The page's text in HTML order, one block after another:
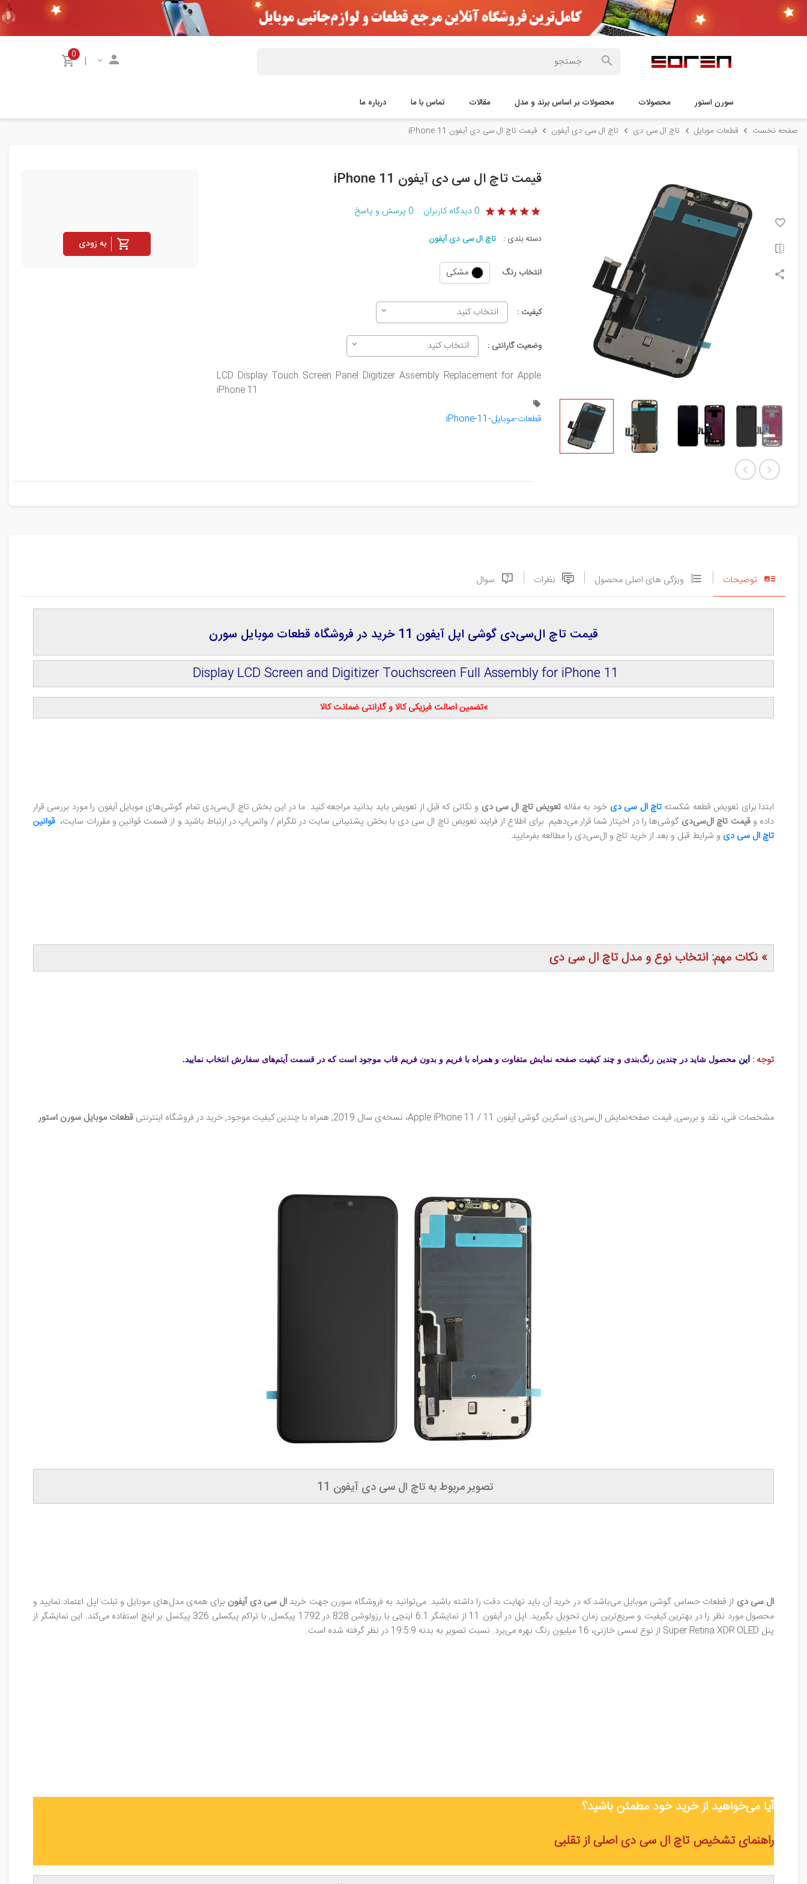
|
0
سورن استور محصولات محصولات بر اساس برند و مدل مقالات تماس با ما درباره ما
صفحه نخست قطعات موبایل تاچ ال سی دی تاچ ال سی دی آیفون قیمت تاچ ال سی دی آیفون iPhone 11
قیمت تاچ ال سی دی آیفون iPhone 11
0دیدگاه کاربران 0 پرسش و پاسخ
دسته بندی : تاچ ال سی دی آیفون
انتخاب رنگ مشکی
کیفیت : انتخاب کنید
وضعیت گارانتی : انتخاب کنید
LCD Display Touch Screen Panel Digitizer Assembly Replacement for Apple
iPhone 11
قطعات-موبایل-iPhone-11
به زودی
توضیحات ویژگی های اصلی محصول نظرات سوال
قیمت تاچ ال‌سی‌دی گوشی اپل آیفون 11 خرید در فروشگاه قطعات موبایل سورن
Display LCD Screen and Digitizer Touchscreen Full Assembly for iPhone 11
»تضمین اصالت فیزیکی کالا و گارانتی ضمانت کالا
ابتدا برای تعویض قطعه شکسته تاچ ‌ال‌ سی‌ دی خود به مقاله تعویض تاچ ال‌ سی‌ دی و نکاتی که قبل از تعویض باید بدانید مراجعه کنید. ما در این بخش تاچ‌ ال‌سی‌دی تمام گوشی‌های موبایل آیفون را مورد بررسی قرار
داده وقیمت تاچ ال‌سی‌دی گوشی‌ها را در اخیتار شما قرار می‌دهیم. برای اطلاع از فرایند تعویض تاچ ال‌ سی‌ دی با بخش پشتیبانی سایت در تلگرام / واتس‌اپ در ارتباط باشید و از قسمت قوانین و مقررات سایت، قوانین
تاچ ال‌ سی‌ دی و شرایط قبل و بعد از خرید تاچ و ال‌سی‌دی را مطالعه بفرمایید.
» نکات مهم: انتخاب نوع و مدل تاچ ال سی دی
توجه : این محصول شاید در چندین رنگ‌بندی و چند کیفیت صفحه نمایش متفاوت و همراه با فریم و بدون فریم قاب موجود است که در قسمت آیتم‌های سفارش انتخاب نمایید.
مشخصات فنی، نقد و بررسی, قیمت صفحه‌نمایش ال‌سی‌دی اسکرین گوشی آیفون 11 / Apple iPhone 11، نسخه‌ی سال 2019, همراه با چندین کیفیت موجود, خرید در فروشگاه اینترنتی قطعات‌ موبایل سورن‌ استور.
تصویر مربوط به تاچ ال سی دی آیفون 11
ال‌ سی‌ دی از قطعات حساس گوشی موبایل می‌باشد که در خرید آن باید نهایت دقت را داشته باشید. می‌توانید به فروشگاه سورن جهت خرید ال‌ سی‌ دی آیفون برای همه‌ی مدل‌های موبایل و تبلت اپل اعتماد نمایید و
محصول مورد نظر را در بهترین کیفیت و سریع‌ترین زمان تحویل بگیرید. اپل در آیفون 11 از نمایشگر 6.1 اینچی با رزولوشن 828 در 1792 پیکسل, با تراکم پیکسلی 326 پیکسل بر اینچ استفاده می‌کند. این نمایشگر از
پنل Super Retina XDR OLED از نوع لمسی خازنی، 16 میلیون رنگ بهره می‌برد. نسبت تصویر به بدنه 19:5:9 در نظر گرفته شده است.
آیا می‌خواهید از خرید خود مطمئن باشید؟
راهنمای تشخیص تاچ ال سی دی اصلی از تقلبی